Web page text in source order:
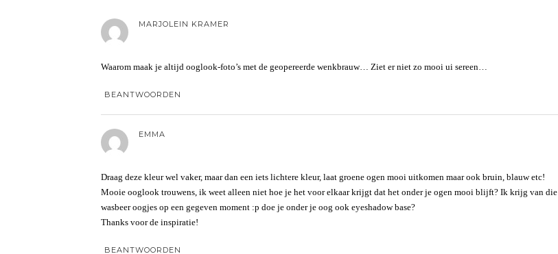
MARJOLEIN KRAMER
Waarom maak je altijd ooglook-foto’s met de geopereerde wenkbrauw… Ziet er niet zo mooi ui sereen…
BEANTWOORDEN
EMMA
Draag deze kleur wel vaker, maar dan een iets lichtere kleur, laat groene ogen mooi uitkomen maar ook bruin, blauw etc!
Mooie ooglook trouwens, ik weet alleen niet hoe je het voor elkaar krijgt dat het onder je ogen mooi blijft? Ik krijg van die
wasbeer oogjes op een gegeven moment :p doe je onder je oog ook eyeshadow base?
Thanks voor de inspiratie!
BEANTWOORDEN